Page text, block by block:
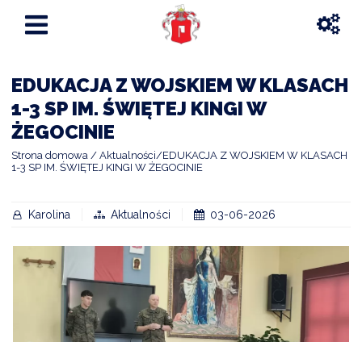
EDUKACJA Z WOJSKIEM W KLASACH
1-3 SP IM. ŚWIĘTEJ KINGI W
ŻEGOCINIE
Strona domowa Aktualności
EDUKACJA Z WOJSKIEM W KLASACH
1-3 SP IM. ŚWIĘTEJ KINGI W ŻEGOCINIE
Karolina Aktualności 03-06-2026